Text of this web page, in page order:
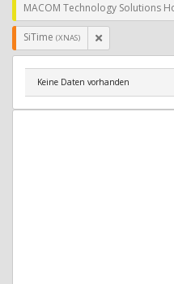
MACOM Technology Solutions
SiTime (XNAS)
Keine Daten vorhanden